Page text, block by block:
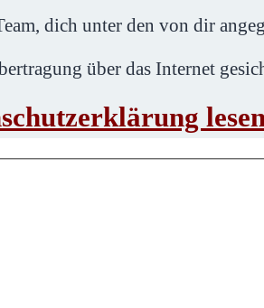
dich unter den von dir
über das Internet